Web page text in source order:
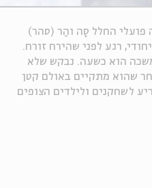
החלל סָה והַר (סהר)
רגע לפני שהירח זורח.
מיועדת לגילאי 10-5, ומשכה הוא כשעה. נבקש שלא
שהוא מתקיים באולם קטן
לשחקנים ולילדים הצופים